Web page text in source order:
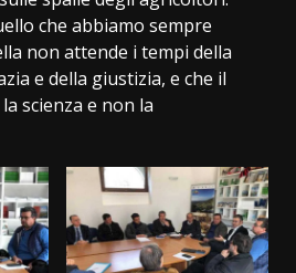
che abbiamo sempre
non attende i tempi della
e della giustizia, e che il
scienza e non la